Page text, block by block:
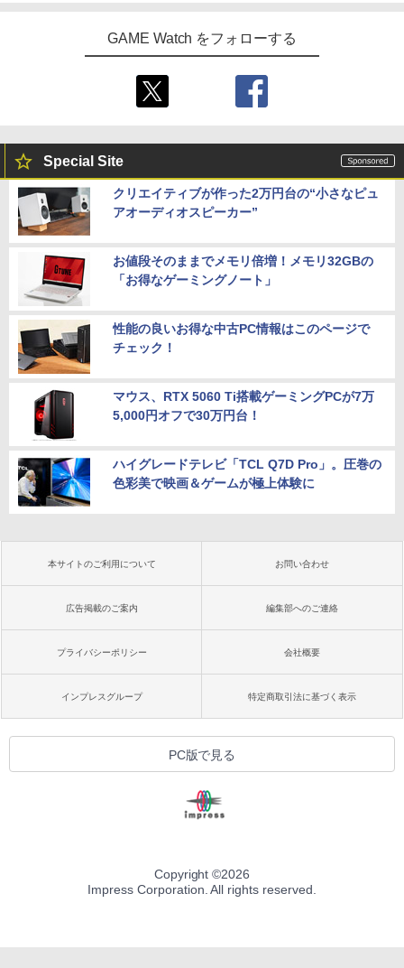
GAME Watch をフォローする
Special Site
クリエイティブが作った2万円台の“小さなピュ
アオーディオスピーカー”
お値段そのままでメモリ倍増！メモリ32GBの
「お得なゲーミングノート」
性能の良いお得な中古PC情報はこのページで
チェック！
マウス、RTX 5060 Ti搭載ゲーミングPCが7万
5,000円オフで30万円台！
ハイグレードテレビ「TCL Q7D Pro」。圧巻の
色彩美で映画＆ゲームが極上体験に
本サイトのご利用について お問い合わせ
広告掲載のご案内 編集部へのご連絡
プライバシーポリシー 会社概要
インプレスグループ 特定商取引法に基づく表示
PC版で見る
Copyright ©2026
Impress Corporation. All rights reserved.